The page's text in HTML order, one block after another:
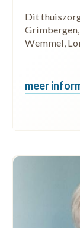
Dit
Wemmel,
meer